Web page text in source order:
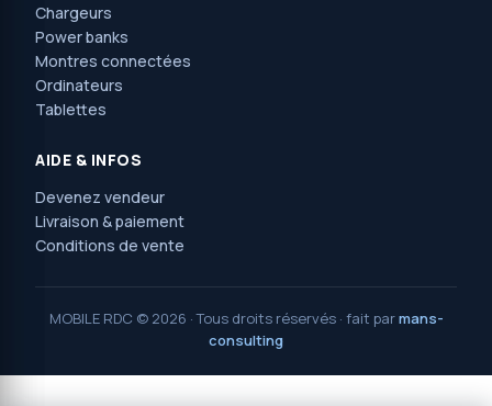
Chargeurs
Power banks
Montres connectées
Ordinateurs
Tablettes
AIDE & INFOS
Devenez vendeur
Livraison & paiement
Conditions de vente
MOBILE RDC © 2026 · Tous droits réservés · fait parmans-
consulting